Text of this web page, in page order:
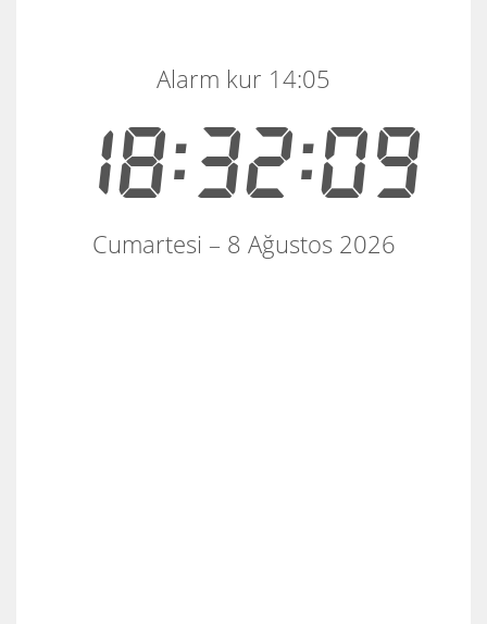
18:32:09
Alarm kur 14:05
Cumartesi – 8 Ağustos 2026